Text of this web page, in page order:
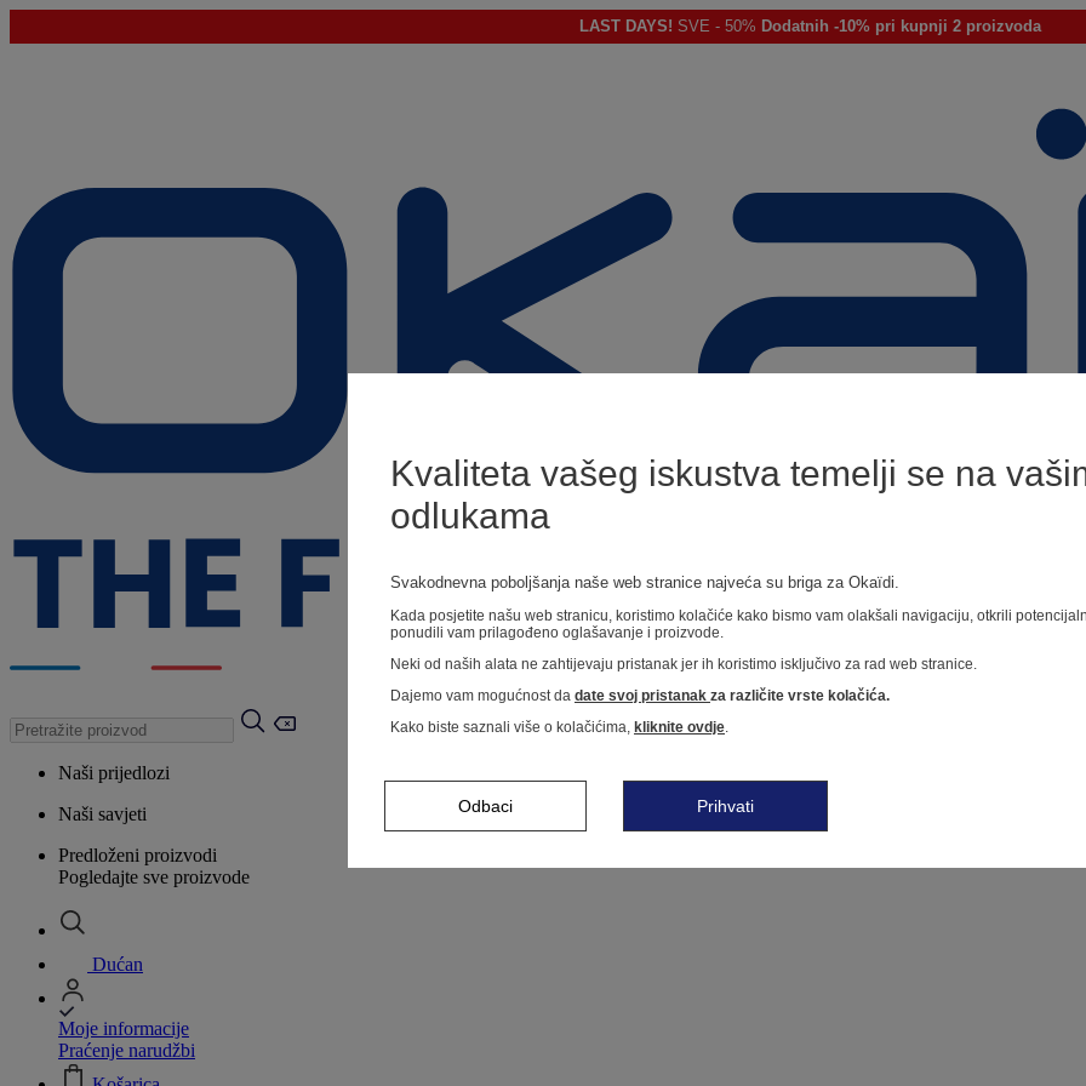
LAST DAYS! SVE - 50% Dodatnih -10% pri kupnji 2 proizvoda
Naši prijedlozi
Naši savjeti
Predloženi proizvodi
Pogledajte sve proizvode
Dućan
Moje informacije
Praćenje narudžbi
Kvaliteta vašeg iskustva temelji se na
odlukama
Svakodnevna poboljšanja naše web stranice najveća su briga za Okaïdi.
Kada posjetite našu web stranicu, koristimo kolačiće kako bismo vam olakšali navigaciju, otkrili
ponudili vam prilagođeno oglašavanje i proizvode.
Neki od naših alata ne zahtijevaju pristanak jer ih koristimo isključivo za rad web stranice.
Dajemo vam mogućnost da date svoj pristanak za različite vrste kolačića.
Kako biste saznali više o kolačićima, kliknite ovdje.
Odbaci Prihvati